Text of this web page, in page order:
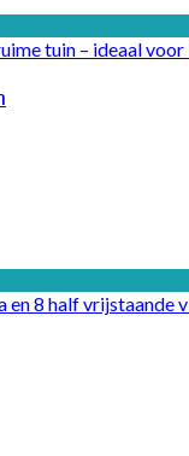
tuin – ideaal
8 half